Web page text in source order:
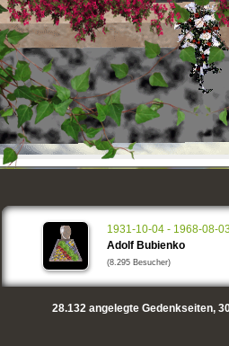
1931-10-04 - 1968-08-03
Adolf Bubienko
(8.295 Besucher)
28.132angelegte Gedenkseiten,